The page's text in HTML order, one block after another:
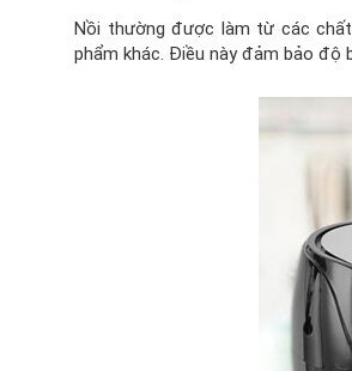
Nồi thường được làm từ các
phẩm khác. Điều này đảm bảo độ